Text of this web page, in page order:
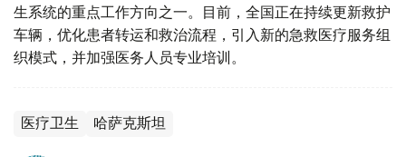
生系统的重点工作方向之一。目前，全国正在持续更新救护
车辆，优化患者转运和救治流程，引入新的急救医疗服务组
织模式，并加强医务人员专业培训。
医疗卫生 哈萨克斯坦